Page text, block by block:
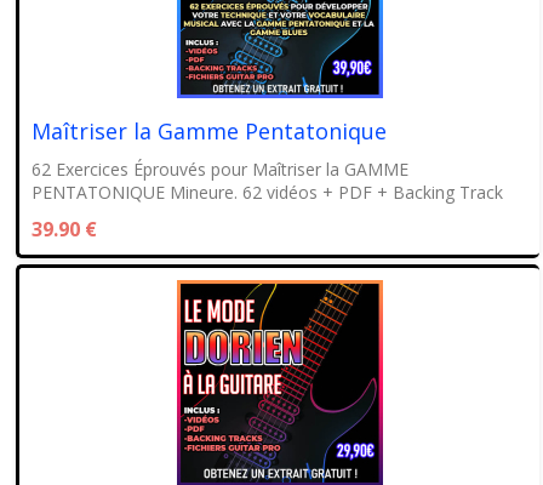
Maîtriser la Gamme Pentatonique
62 Exercices Éprouvés pour Maîtriser la GAMME
PENTATONIQUE Mineure. 62 vidéos + PDF + Backing Track
39.90 €